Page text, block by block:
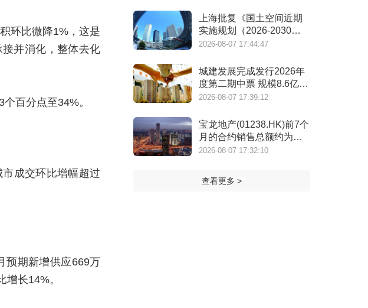
环比微降1%，这是
并消化，整体去化
百分点至34%。
成交环比增幅超过
预期新增供应669万
长14%。
上海批复《国土空间近期
实施规划（2026-2030
年）》
2026-08-07 17:44:47
城建发展完成发行2026年
度第二期中票 规模8.6亿元
利率2.14%
2026-08-07 17:39:12
宝龙地产(01238.HK)前7个
月的合约销售总额约为
39.7亿元 同比减少7.78%
2026-08-07 17:32:10
查看更多 >